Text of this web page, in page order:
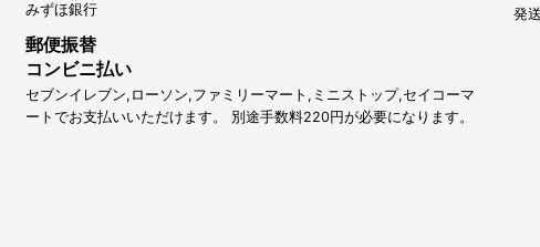
みずほ銀行
郵便振替
コンビニ払い
セブンイレブン,ローソン,ファミリーマート,ミニストップ,セイコーマ
ートでお支払いいただけます。 別途手数料220円が必要になります。
発